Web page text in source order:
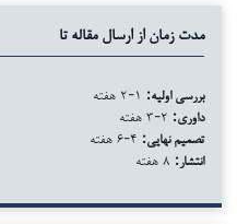
مدت زمان از ارسال مقاله تا
بررسی اولیه:
داوری:
تصمیم نهایی:
انتشار: